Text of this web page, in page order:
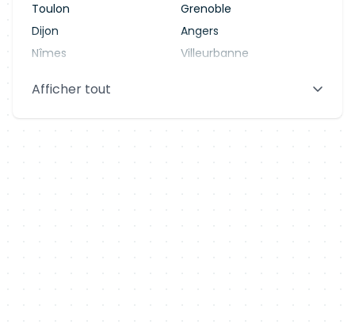
Toulon
Grenoble
Dijon
Angers
Nîmes
Villeurbanne
Aix-en-Provence
Afficher tout